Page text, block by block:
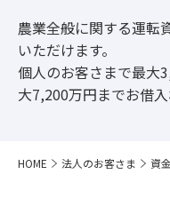
農業全般に関する運転
いただけます。
個人のお客さまで最大
大7,200万円までお借入
HOME 法人のお客さま 資